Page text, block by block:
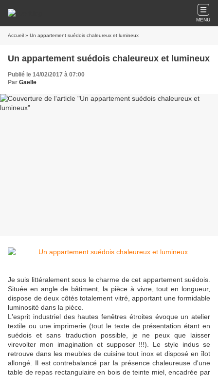
MENU
Accueil » Un appartement suédois chaleureux et lumineux
Un appartement suédois chaleureux et lumineux
Publié le 14/02/2017 à 07:00
Par Gaelle
Je suis littéralement sous le charme de cet appartement suédois.
Située en angle de bâtiment, la pièce à vivre, tout en longueur,
dispose de deux côtés totalement vitré, apportant une formidable
luminosité dans la pièce.
L'esprit industriel des hautes fenêtres étroites évoque un atelier
textile ou une imprimerie (tout le texte de présentation étant en
suédois et sans traduction possible, je ne peux que laisser
virevolter mon imagination et supposer !!!). Le style indus se
retrouve dans les meubles de cuisine tout inox et disposé en îlot
allongé. Il est contrebalancé par la présence chaleureuse d'une
table de repas rectangulaire en bois de teinte miel, encadrée par